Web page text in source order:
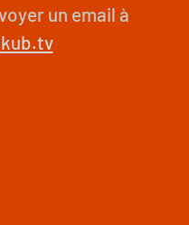
un email à